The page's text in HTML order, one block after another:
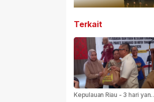
Terkait
Kepulauan Riau - 3 hari yang